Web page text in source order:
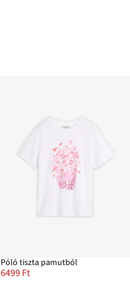
Póló tiszta pamutból
6499 Ft